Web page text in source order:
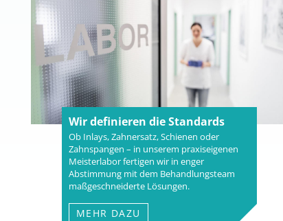
Wir definieren die Standards
Ob Inlays, Zahnersatz, Schienen oder
Zahnspangen – in unserem praxiseigenen
Meisterlabor fertigen wir in enger
Abstimmung mit dem Behandlungsteam
maßgeschneiderte Lösungen.
MEHR DAZU